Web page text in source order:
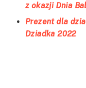
z okazji Dnia
Prezent dla
Dziadka 2022